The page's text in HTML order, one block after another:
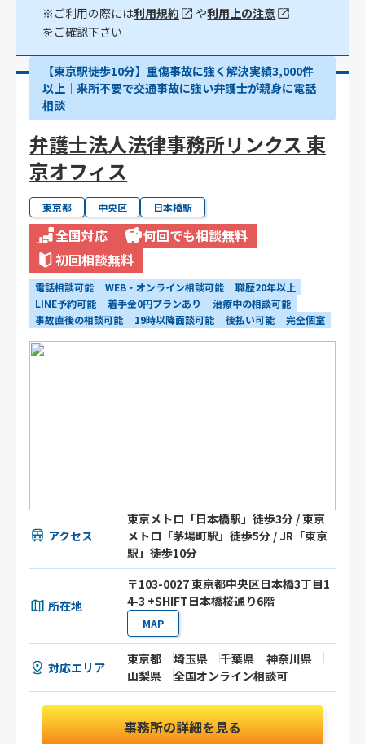
※ご利用の際には利用規約 や利用上の注意
をご確認下さい
【東京駅徒歩10分】重傷事故に強く解決実績3,000件
以上│来所不要で交通事故に強い弁護士が親身に電話
相談
弁護士法人法律事務所リンクス 東
京オフィス
東京都 中央区 日本橋駅
全国対応
何回でも相談無料
初回相談無料
電話相談可能 WEB・オンライン相談可能
職歴20年以上
LINE予約可能
着手金0円プランあり
治療中の相談可能
事故直後の相談可能
19時以降面談可能 後払い可能 完全個室
アクセス
東京メトロ「日本橋駅」徒歩3分 / 東京
メトロ「茅場町駅」徒歩5分 / JR「東京
駅」徒歩10分
所在地
〒103-0027 東京都中央区日本橋3丁目1
4-3 +SHIFT日本橋桜通り6階
MAP
対応エリア
東京都 埼玉県 千葉県
神奈川県
山梨県
全国オンライン相談可
事務所の詳細を見る